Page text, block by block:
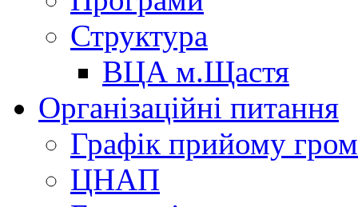
Структура
ВЦА м.Щастя
Організаційні питання
Графік прийому
ЦНАП